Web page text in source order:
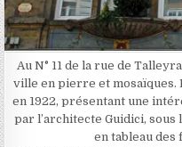
Au N° 11 de la rue de
ville en pierre et mosaïques.
en 1922, présentant une
par l’architecte Guidici,
en tableau des